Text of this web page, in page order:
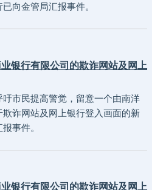
向金管局汇报事件。
银行有限公司的欺诈网站及网上
市民提高警觉，留意一个由南洋
诈网站及网上银行登入画面的新
事件。
银行有限公司的欺诈网站及网上